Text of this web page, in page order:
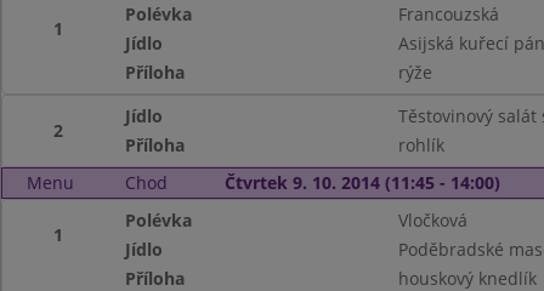
1
Polévka
Francouzská
Jídlo
Asijská kuřecí
Příloha
rýže
2
Jídlo
Těstovinový salát
Příloha
rohlík
Menu
Chod Čtvrtek 9. 10. 2014 (11:45 - 14:00)
1
Polévka
Vločková
Jídlo
Poděbradské
Příloha
houskový knedlík